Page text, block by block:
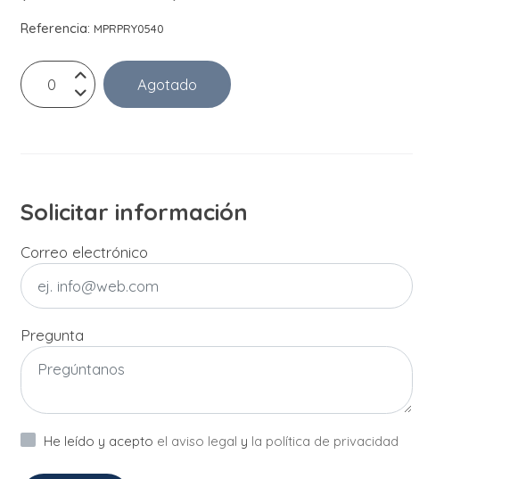
Referencia: MPRPRY0540
Agotado
Solicitar información
Correo electrónico
Pregunta
He leído y acepto el aviso legal y la política de privacidad